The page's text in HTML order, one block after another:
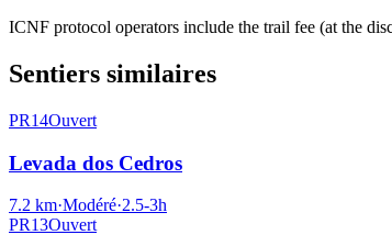
ICNF protocol operators include the trail fee (at the
Sentiers similaires
PR14Ouvert
Levada dos Cedros
7.2 km·Modéré·2.5-3h
PR13Ouvert